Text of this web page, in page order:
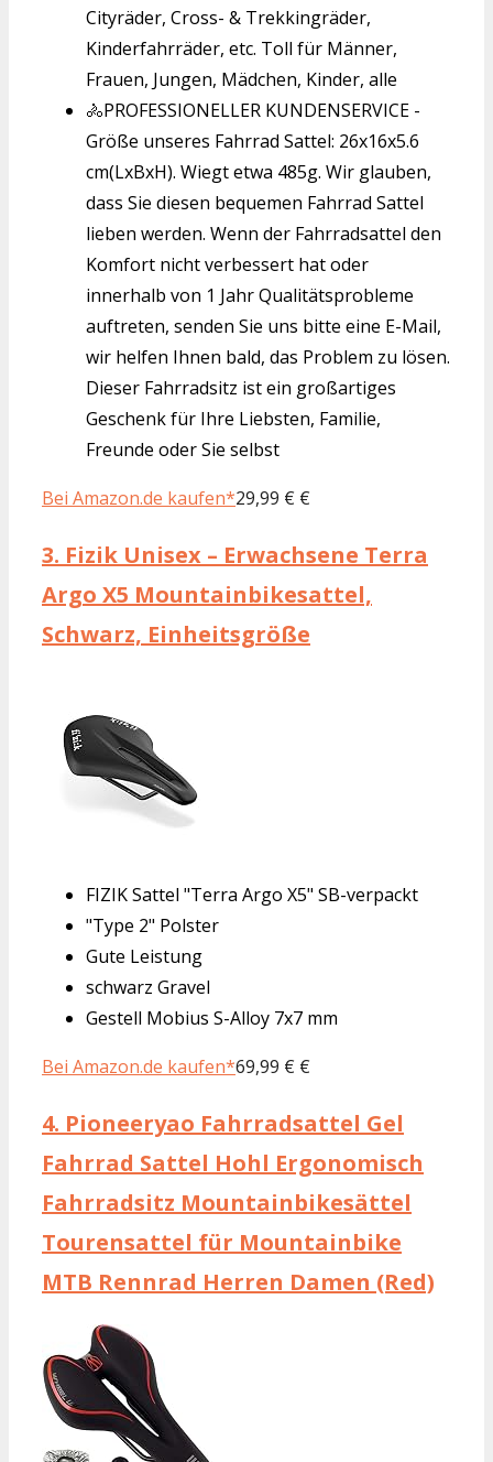
Cityräder, Cross- & Trekkingräder,
Kinderfahrräder, etc. Toll für Männer,
Frauen, Jungen, Mädchen, Kinder, alle
🚴PROFESSIONELLER KUNDENSERVICE -
Größe unseres Fahrrad Sattel: 26x16x5.6
cm(LxBxH). Wiegt etwa 485g. Wir glauben,
dass Sie diesen bequemen Fahrrad Sattel
lieben werden. Wenn der Fahrradsattel den
Komfort nicht verbessert hat oder
innerhalb von 1 Jahr Qualitätsprobleme
auftreten, senden Sie uns bitte eine E-Mail,
wir helfen Ihnen bald, das Problem zu lösen.
Dieser Fahrradsitz ist ein großartiges
Geschenk für Ihre Liebsten, Familie,
Freunde oder Sie selbst
Bei Amazon.de kaufen*29,99 € €
3. Fizik Unisex – Erwachsene Terra
Argo X5 Mountainbikesattel,
Schwarz, Einheitsgröße
FIZIK Sattel "Terra Argo X5" SB-verpackt
"Type 2" Polster
Gute Leistung
schwarz Gravel
Gestell Mobius S-Alloy 7x7 mm
Bei Amazon.de kaufen*69,99 € €
4. Pioneeryao Fahrradsattel Gel
Fahrrad Sattel Hohl Ergonomisch
Fahrradsitz Mountainbikesättel
Tourensattel für Mountainbike
MTB Rennrad Herren Damen (Red)